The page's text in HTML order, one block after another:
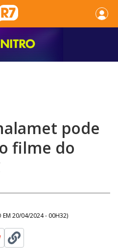
pode
filme do
EM 20/04/2024 - 00H32)